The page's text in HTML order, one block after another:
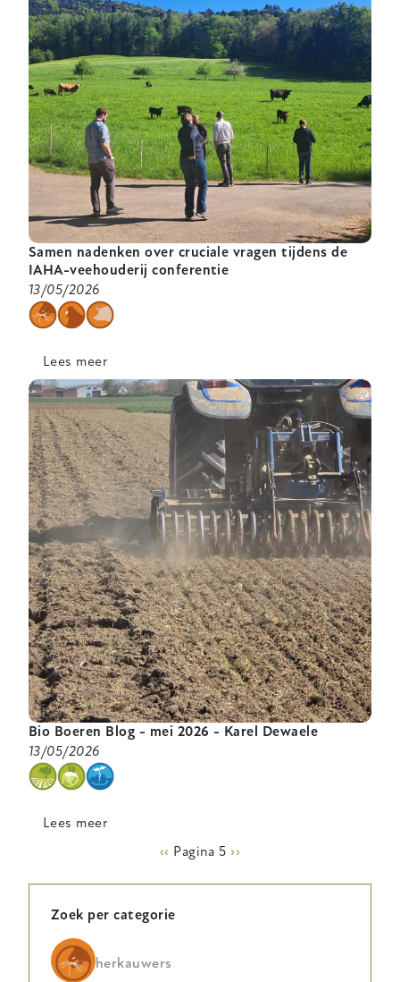
Mini
Symposium
bio-
onderzoek
2026
Samen nadenken over cruciale vragen tijdens de
IAHA-veehouderij conferentie
13/05/2026
categorie
Lees meer
Samen
nadenken
over
cruciale
vragen
tijdens
de
IAHA-
veehouderij
conferentie
Bio Boeren Blog - mei 2026 - Karel Dewaele
13/05/2026
categorie
Lees meer
Blog
-
-
Vorige
‹‹ Pagina 5 Volgende
››
Zoek per categorie
herkauwers